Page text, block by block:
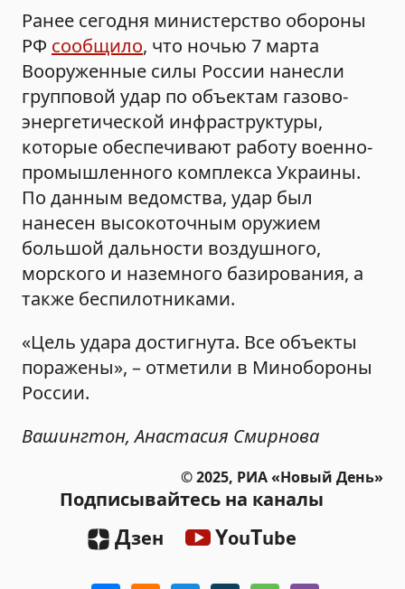
Ранее сегодня министерство обороны
РФ сообщило, что ночью 7 марта
Вооруженные силы России нанесли
групповой удар по объектам газово-
энергетической инфраструктуры,
которые обеспечивают работу военно-
промышленного комплекса Украины.
По данным ведомства, удар был
нанесен высокоточным оружием
большой дальности воздушного,
морского и наземного базирования, а
также беспилотниками.
«Цель удара достигнута. Все объекты
поражены», – отметили в Минобороны
России.
Вашингтон, Анастасия Смирнова
© 2025, РИА «Новый День»
Подписывайтесь на каналы
Дзен YouTube